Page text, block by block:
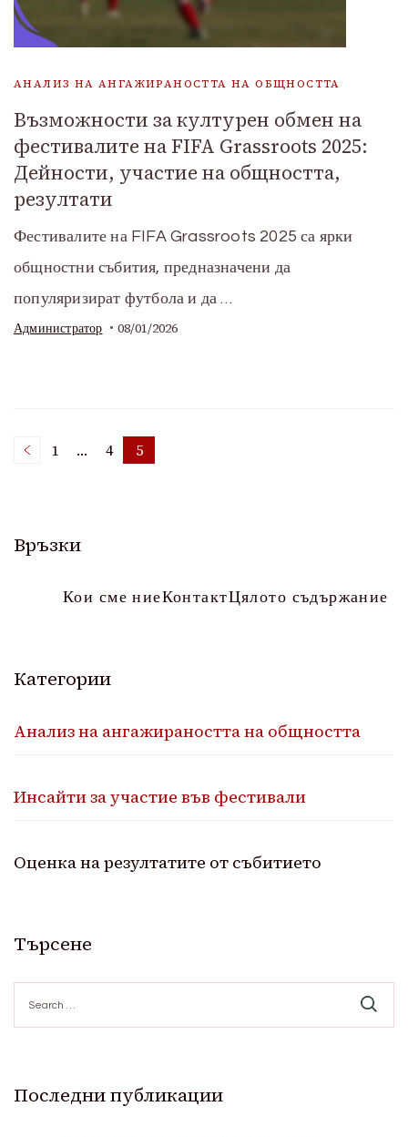
АНАЛИЗ НА АНГАЖИРАНОСТТА НА ОБЩНОСТТА
Възможности за културен обмен на
фестивалите на FIFA Grassroots 2025:
Дейности, участие на общността,
резултати
Фестивалите на FIFA Grassroots 2025 са ярки
общностни събития, предназначени да
популяризират футбола и да …
Администратор 08/01/2026
Posts
Page
1 … Page
4 Page
5
Връзки
Кои сме ниеКонтактЦялото съдържание
Категории
Анализ на ангажираността на общността
Инсайти за участие във фестивали
Оценка на резултатите от събитието
Търсене
for:
Последни публикации